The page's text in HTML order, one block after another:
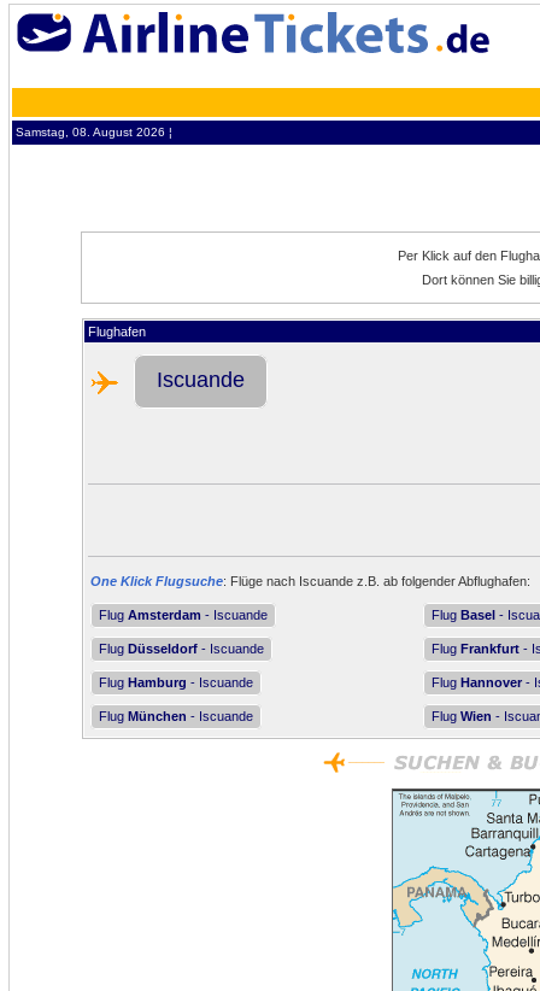
Samstag, 08. August 2026 ¦
Per Klick auf den
Dort können Sie
Flughafen
Iscuande
One Klick Flugsuche: Flüge nach Iscuande z.B. ab folgender Abflughafen:
Flug Amsterdam - Iscuande Flug Basel -
Flug Düsseldorf - Iscuande Flug Frankfurt -
Flug Hamburg - Iscuande Flug Hannover -
Flug München - Iscuande Flug Wien -